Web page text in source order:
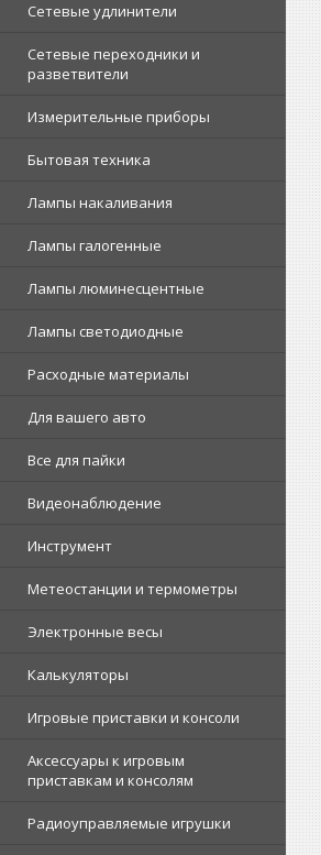
Сетевые удлинители
Сетевые переходники и
разветвители
Измерительные приборы
Бытовая техника
Лампы накаливания
Лампы галогенные
Лампы люминесцентные
Лампы светодиодные
Расходные материалы
Для вашего авто
Все для пайки
Видеонаблюдение
Инструмент
Метеостанции и термометры
Электронные весы
Калькуляторы
Игровые приставки и консоли
Аксессуары к игровым
приставкам и консолям
Радиоуправляемые игрушки